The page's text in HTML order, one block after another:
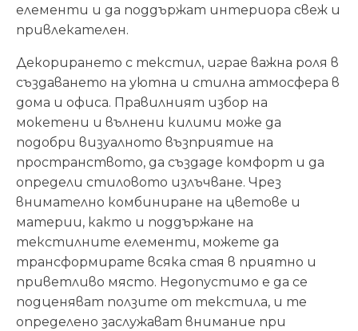
елементи и да поддържат интериора свеж и
привлекателен.
Декорирането с текстил, играе важна роля в
създаването на уютна и стилна атмосфера в
дома и офиса. Правилният избор на
мокетени и вълнени килими може да
подобри визуалното възприятие на
пространството, да създаде комфорт и да
определи стиловото излъчване. Чрез
внимателно комбиниране на цветове и
материи, както и поддържане на
текстилните елементи, можете да
трансформирате всяка стая в приятно и
приветливо място. Недопустимо е да се
подценяват ползите от текстила, и те
определено заслужават внимание при